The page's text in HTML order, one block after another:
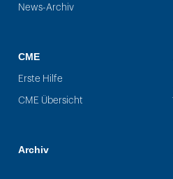
News-Archiv
CME
Erste Hilfe
CME Übersicht
Archiv